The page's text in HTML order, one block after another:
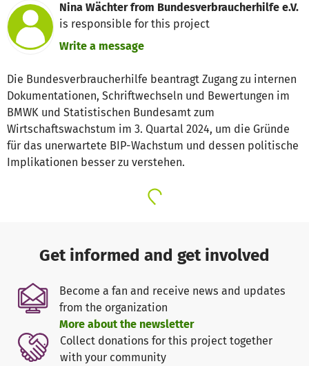
Nina Wächter from Bundesverbraucherhilfe e.V.
is responsible for this project
Write a message
Die Bundesverbraucherhilfe beantragt Zugang zu internen
Dokumentationen, Schriftwechseln und Bewertungen im
BMWK und Statistischen Bundesamt zum
Wirtschaftswachstum im 3. Quartal 2024, um die Gründe
für das unerwartete BIP-Wachstum und dessen politische
Implikationen besser zu verstehen.
Get informed and get involved
Become a fan and receive news and updates
from the organization
More about the newsletter
Collect donations for this project together
with your community